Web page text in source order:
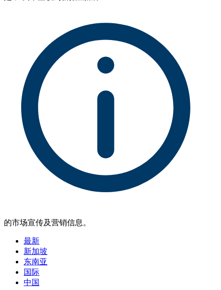
的市场宣传及营销信息。
最新
新加坡
东南亚
国际
中国